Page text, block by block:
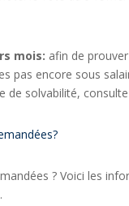
mois: afin de
pas encore sous
de solvabilité,
? Voici les